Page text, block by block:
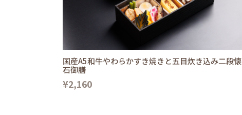
国産A5和牛やわらかすき焼きと五目炊き込み二段懐
石御膳
¥2,160